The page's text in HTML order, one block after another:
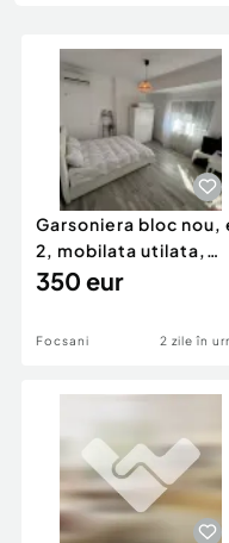
Animale de companie
Afaceri și
Inchiriere Bunuri si
Piese auto si accesorii
Dacia Duster
Garsoniera bloc nou,
2, mobilata utilata,
Scoala 2
350 eur
Focsani 2 zile în